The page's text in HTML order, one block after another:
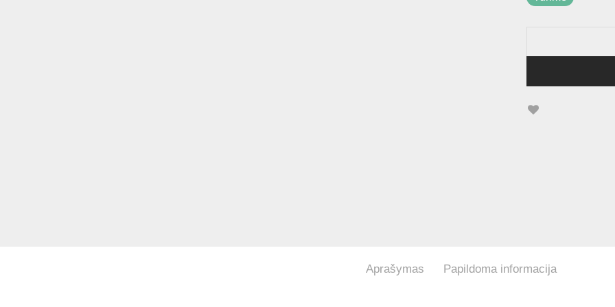
Aprašymas Papildoma informacija